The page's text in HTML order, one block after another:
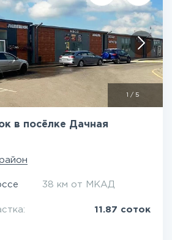
/ 5
в посёлке Дачная
38 км от МКАД
11.87 соток